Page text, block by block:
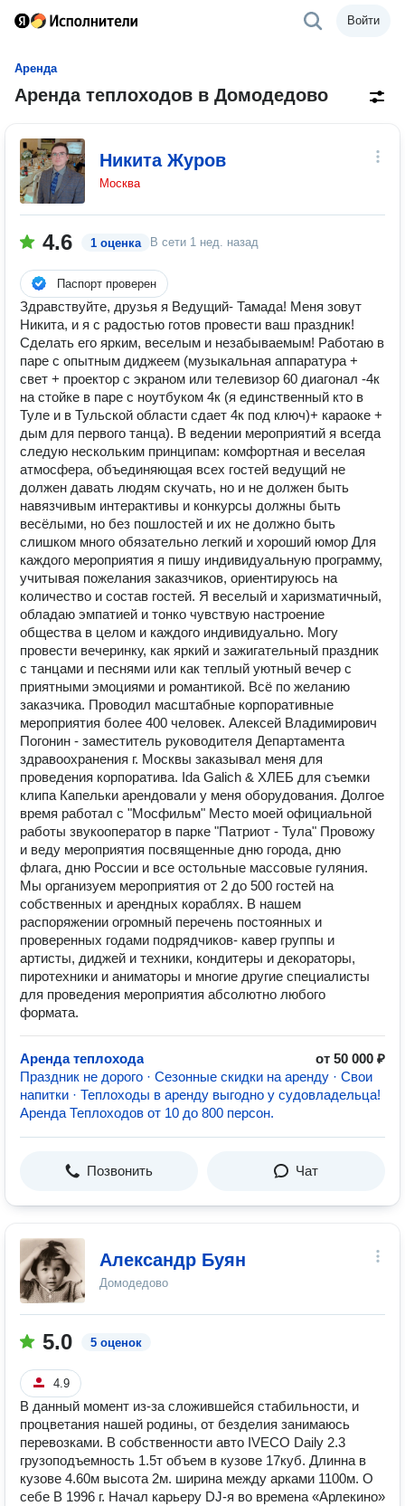
Войти
Аренда
Аренда теплоходов в Домодедово
Никита Журов
Москва
4.6 1 оценка В сети 1 нед. назад
Паспорт проверен
Здравствуйте, друзья я Ведущий- Тамада! Меня зовут
Никита, и я с радостью готов провести ваш праздник!
Сделать его ярким, веселым и незабываемым! Работаю в
паре с опытным диджеем (музыкальная аппаратура +
свет + проектор с экраном или телевизор 60 диагонал -4к
на стойке в паре с ноутбуком 4к (я единственный кто в
Туле и в Тульской области сдает 4к под ключ)+ караоке +
дым для первого танца). В ведении мероприятий я всегда
следую нескольким принципам: комфортная и веселая
атмосфера, объединяющая всех гостей ведущий не
должен давать людям скучать, но и не должен быть
навязчивым интерактивы и конкурсы должны быть
весёлыми, но без пошлостей и их не должно быть
слишком много обязательно легкий и хороший юмор ️Для
каждого мероприятия я пишу индивидуальную программу,
учитывая пожелания заказчиков, ориентируюсь на
количество и состав гостей. Я веселый и харизматичный,
обладаю эмпатией и тонко чувствую настроение
общества в целом и каждого индивидуально. Могу
провести вечеринку, как яркий и зажигательный праздник
с танцами и песнями или как теплый уютный вечер с
приятными эмоциями и романтикой. Всё по желанию
заказчика. Проводил масштабные корпоративные
мероприятия более 400 человек. Алексей Владимирович
Погонин - заместитель руководителя Департамента
здравоохранения г. Москвы заказывал меня для
проведения корпоратива. Ida Galich & ХЛЕБ для съемки
клипа Капельки арендовали у меня оборудования. Долгое
время работал с "Мосфильм" Место моей официальной
работы звукооператор в парке "Патриот - Тула" Провожу
и веду мероприятия посвященные дню города, дню
флага, дню России и все остольные массовые гуляния.
Мы организуем мероприятия от 2 до 500 гостей на
собственных и арендных кораблях. В нашем
распоряжении огромный перечень постоянных и
проверенных годами подрядчиков- кавер группы и
артисты, диджей и техники, кондитеры и декораторы,
пиротехники и аниматоры и многие другие специалисты
для проведения мероприятия абсолютно любого
формата.
Аренда теплохода
от 50 000 ₽
Праздник не дорого · Сезонные скидки на аренду · Свои
напитки · Теплоходы в аренду выгодно у судовладельца!
Аренда Теплоходов от 10 до 800 персон.
Позвонить Чат
Александр Буян
Домодедово
5.0 5 оценок
4.9
В данный момент из-за сложившейся стабильности, и
процветания нашей родины, от безделия занимаюсь
перевозками. В собственности авто IVECO Daily 2.3
грузоподъемность 1.5т объем в кузове 17куб. Длинна в
кузове 4.60м высота 2м. ширина между арками 1100м. О
себе В 1996 г. Начал карьеру DJ-я во времена «Арлекино»